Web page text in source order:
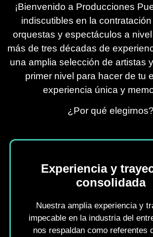
¡Bienvenido a Producciones
indiscutibles en la
orquestas y espectáculos a
más de tres décadas de
una amplia selección de artistas
primer nivel para hacer de tu
experiencia única y
¿Por qué elegirnos?
Experiencia y
consolidada
Nuestra amplia experiencia y
impecable en la industria del
nos respaldan como referentes